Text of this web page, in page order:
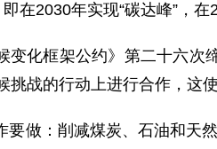
在2030年实现“碳达峰”，在
变化框架公约》第二十六次
挑战的行动上进行合作，这
要做：削减煤炭、石油和天